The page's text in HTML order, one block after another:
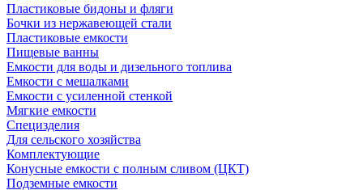
Пластиковые бидоны и фляги
Бочки из нержавеющей стали
Пластиковые емкости
Пищевые ванны
Емкости для воды и дизельного топлива
Емкости с мешалками
Емкости с усиленной стенкой
Мягкие емкости
Специзделия
Для сельского хозяйства
Комплектующие
Конусные емкости с полным сливом (ЦКТ)
Подземные емкости